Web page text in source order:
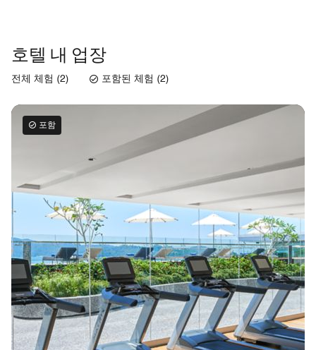
호텔 내 업장
전체 체험 (2) 포함된 체험 (2)
포함